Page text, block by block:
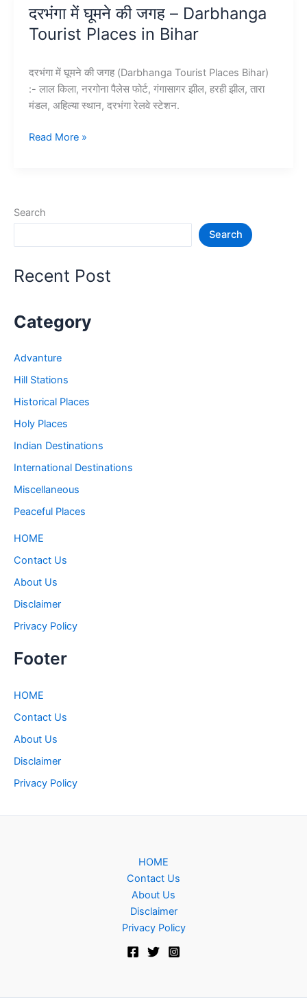
दरभंगा में घूमने की जगह – Darbhanga
Tourist Places in Bihar
दरभंगा में घूमने की जगह (Darbhanga Tourist Places Bihar)
:- लाल किला, नरगोना पैलेस फोर्ट, गंगासागर झील, हरही झील, तारा
मंडल, अहिल्या स्थान, दरभंगा रेलवे स्टेशन.
दरभंगा
–
in
Read More »
Search
Search
Recent Post
Category
Advanture
Hill Stations
Historical Places
Holy Places
Indian Destinations
International Destinations
Miscellaneous
Peaceful Places
HOME
Contact Us
About Us
Disclaimer
Privacy Policy
Footer
HOME
Contact Us
About Us
Disclaimer
Privacy Policy
HOME
Contact Us
About Us
Disclaimer
Privacy Policy